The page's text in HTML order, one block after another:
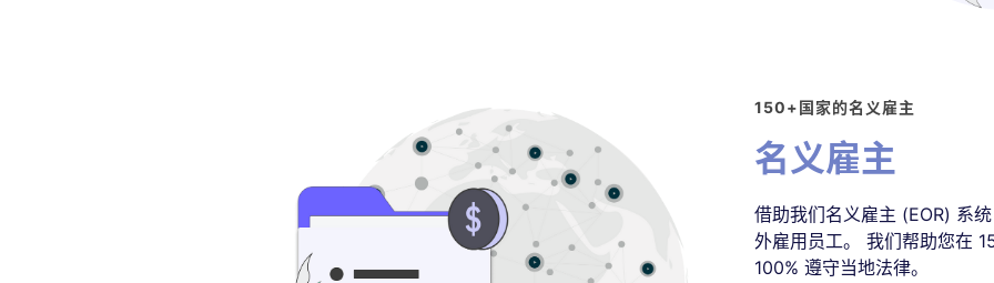
150+国家的名义雇主
名义雇主
借助我们名义雇主 (EOR) 系
外雇用员工。 我们帮助您在
100% 遵守当地法律。